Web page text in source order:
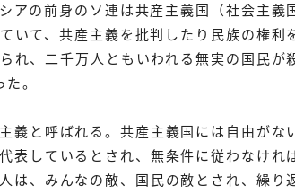
の前身のソ連は共産主義国（社会主義
いて、共産主義を批判したり民族の権利
れ、二千万人ともいわれる無実の国民が
。
と呼ばれる。共産主義国には自由がな
表しているとされ、無条件に従わなけれ
は、みんなの敵、国民の敵とされ、繰り